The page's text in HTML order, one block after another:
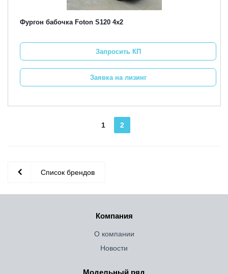
Фургон бабочка Foton S120 4х2
Запросить КП
Заявка на лизинг
1 2
Список брендов
Компания
О компании
Новости
Модельный ряд